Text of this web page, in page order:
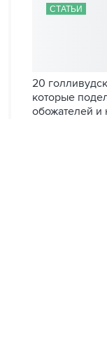
СТАТЬИ
20
которые
обожателей и